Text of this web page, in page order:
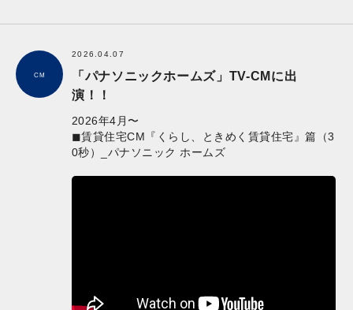
CM
2026.04.07
「パナソニックホームズ」TV-CMに出
演！！
2026年4月〜
◼︎賃貸住宅CM『くらし、ときめく賃貸住宅』篇（3
0秒）_パナソニック ホームズ